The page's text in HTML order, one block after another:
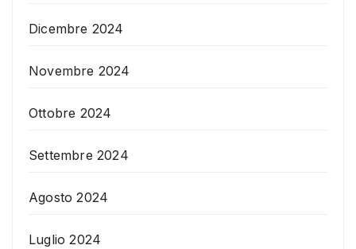
Dicembre 2024
Novembre 2024
Ottobre 2024
Settembre 2024
Agosto 2024
Luglio 2024